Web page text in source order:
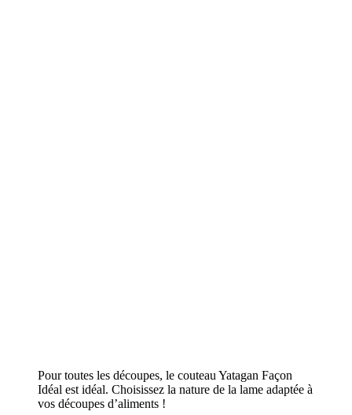
Pour toutes les découpes, le couteau Yatagan Façon
Idéal est idéal. Choisissez la nature de la lame adaptée à
vos découpes d’aliments !